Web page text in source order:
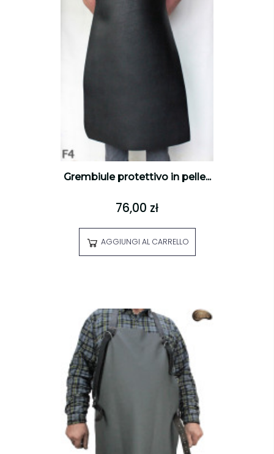
Grembiule protettivo in pelle...
76,00 zł
AGGIUNGI AL CARRELLO